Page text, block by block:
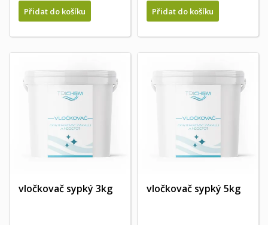
Přidat do košíku Přidat do košíku
vločkovač sypký 3kg vločkovač sypký 5kg